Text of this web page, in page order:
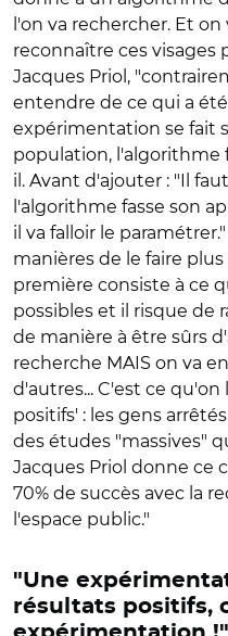
l'on va rechercher. Et
reconnaître ces visages
Jacques Priol,
entendre de ce qui a
expérimentation se fait
population, l'algorithme
il. Avant d'ajouter : "Il
l'algorithme fasse son
il va falloir le
manières de le faire
première consiste à ce
possibles et il risque de
de manière à être sûrs
recherche MAIS on va
d'autres... C'est ce qu'on
positifs' : les gens
des études "massives"
Jacques Priol donne ce
70% de succès avec la
l'espace public."
"Une
résultats positifs,